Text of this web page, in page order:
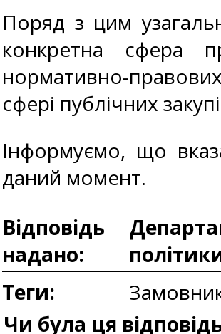
Поряд з цим
конкретна сфера
нормативно-
сфері публічних
Інформуємо, що
даний момент.
Відповідь
надано:
Теги:
Чи була ця